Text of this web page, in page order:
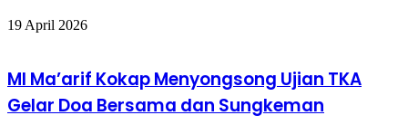
19 April 2026
MI Ma’arif Kokap Menyongsong Ujian TKA
Gelar Doa Bersama dan Sungkeman